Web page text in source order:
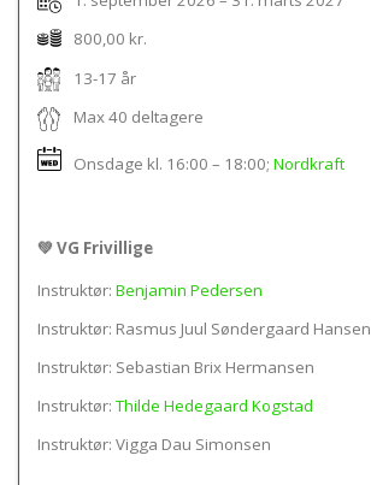
800,00 kr.
13-17 år
Max 40 deltagere
Onsdage kl. 16:00 – 18:00; Nordkraft
💚 VG Frivillige
Instruktør: Benjamin Pedersen
Instruktør: Rasmus Juul Søndergaard Hansen
Instruktør: Sebastian Brix Hermansen
Instruktør:Thilde Hedegaard Kogstad
Instruktør: Vigga Dau Simonsen